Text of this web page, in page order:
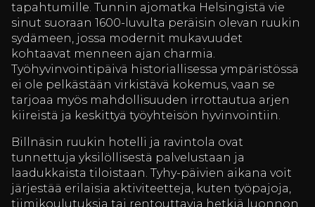
tapahtumille. Tunnin ajomatka Helsingistä vie
sinut suoraan 1600-luvulta peräisin olevan ruukin
sydämeen, jossa modernit mukavuudet
kohtaavat menneen ajan charmia.
Työhyvinvointipäivä historiallisessa ympäristössä
ei ole pelkästään virkistävä kokemus, vaan se
tarjoaa myös mahdollisuuden irrottautua arjen
kiireistä ja keskittyä työyhteisön hyvinvointiin.
Billnäsin ruukin hotelli ja ravintola ovat
tunnettuja yksilöllisestä palvelustaan ja
laadukkaista tiloistaan. Tyhy-päivien aikana voit
järjestää erilaisia aktiviteetteja, kuten työpajoja,
tiimikoulutuksia tai rentouttavia hetkiä luonnon